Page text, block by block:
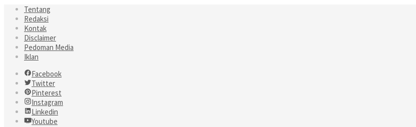
Tentang
Redaksi
Kontak
Disclaimer
Pedoman Media
Iklan
Facebook
Twitter
Pinterest
Instagram
Linkedin
Youtube